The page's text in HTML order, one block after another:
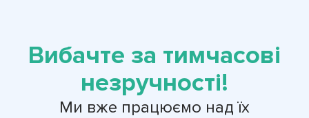
Вибачте за тимчасові
незручності!
Ми вже працюємо над їх